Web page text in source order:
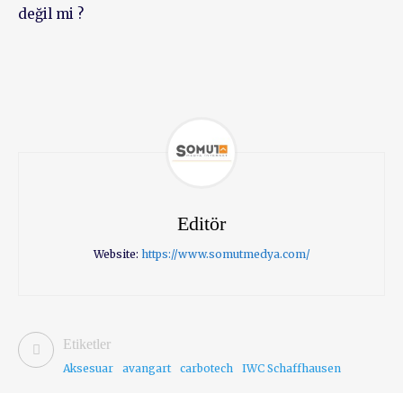
değil mi ?
Editör
Website: https://www.somutmedya.com/
Etiketler
Aksesuar avangart carbotech IWC Schaffhausen